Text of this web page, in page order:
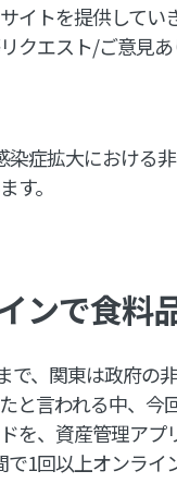
イトを提供して
クエスト/ご意見
症拡大における
す。
ンで食料
で、関東は政府の
と言われる中、今
を、資産管理アプ
1回以上オンラ